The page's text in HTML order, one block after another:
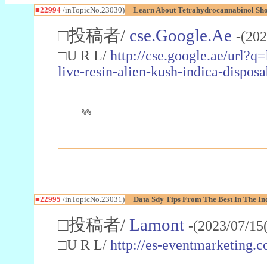
■22994/inTopicNo.23030) Learn About Tetrahydrocannabinol
□投稿者/ cse.Google.Ae -
□U R L/ http://cse.google.ae/
live-resin-alien-kush-indica-
%%
■22995 /inTopicNo.23031) Data Sdy Tips From The Best In The
□投稿者/ Lamont -(2023/07/
□U R L/ http://es-